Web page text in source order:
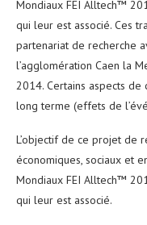
Mondiaux FEI Alltech™
qui leur est associé. Ces
partenariat de recherche
l’agglomération Caen la
2014. Certains aspects
long terme (effets de
L’objectif de ce projet de
économiques, sociaux et
Mondiaux FEI Alltech™
qui leur est associé.